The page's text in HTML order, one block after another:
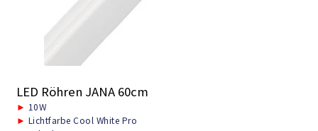
LED Röhren JANA 60cm
► 10W
► Lichtfarbe Cool White Pro